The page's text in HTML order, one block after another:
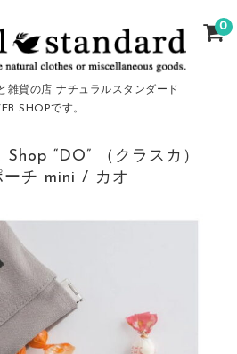
雑貨の店 ナチュラルスタンダード
SHOPです。
0
“DO” （クラスカ）
ーチ mini / カオ